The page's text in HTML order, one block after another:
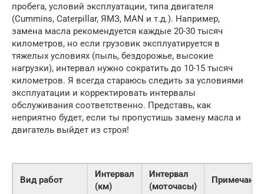
пробега, условий эксплуатации, типа двигателя
(Cummins, Caterpillar, ЯМЗ, MAN и т.д.). Например,
замена масла рекомендуется каждые 20-30 тысяч
километров, но если грузовик эксплуатируется в
тяжелых условиях (пыль, бездорожье, высокие
нагрузки), интервал нужно сократить до 10-15 тысяч
километров. Я всегда стараюсь следить за условиями
эксплуатации и корректировать интервалы
обслуживания соответственно. Представь, как
неприятно будет, если ты пропустишь замену масла и
двигатель выйдет из строя!
Вид работ
Интервал
(км)
Интервал
(моточасы)
Примечания